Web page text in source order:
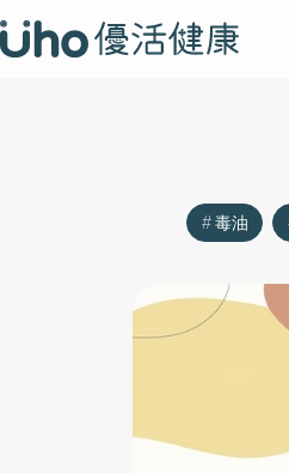
黏 守護腺在 疫情保衛戰
毒油